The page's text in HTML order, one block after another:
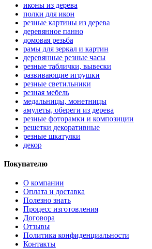
иконы из дерева
полки для икон
резные картины из дерева
деревянное панно
домовая резьба
рамы для зеркал и картин
деревянные резные часы
резные таблички, вывески
развивающие игрушки
резные светильники
резная мебель
медальницы, монетницы
амулеты, обереги из дерева
резные фоторамки и композиции
решетки декоративные
резные шкатулки
декор
Покупателю
О компании
Оплата и доставка
Полезно знать
Процесс изготовления
Договора
Отзывы
Политика конфиденциальности
Контакты